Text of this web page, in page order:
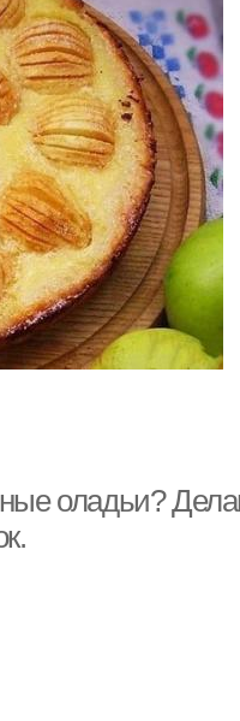
оладьи?